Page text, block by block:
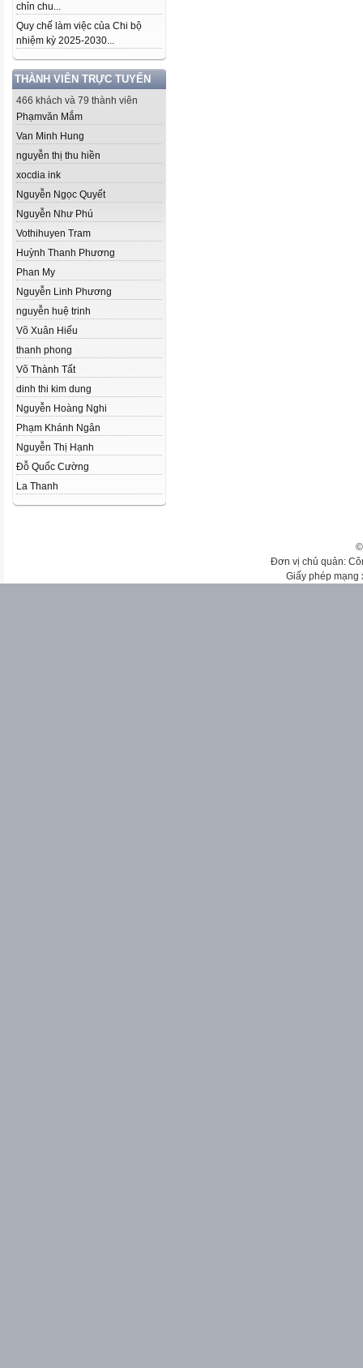
chỉn chu...
Quy chế làm việc của Chi bộ
nhiệm kỳ 2025-2030...
THÀNH VIÊN TRỰC TUYẾN
466 khách và 79 thành viên
Phạmvăn Mắm
Van Minh Hung
nguyễn thị thu hiền
xocdia ink
Nguyễn Ngọc Quyết
Nguyễn Như Phú
Vothihuyen Tram
Huỳnh Thanh Phương
Phan My
Nguyễn Linh Phương
nguyễn huệ trinh
Võ Xuân Hiếu
thanh phong
Võ Thành Tất
dinh thi kim dung
Nguyễn Hoàng Nghi
Phạm Khánh Ngân
Nguyễn Thị Hạnh
Đỗ Quốc Cường
La Thanh
Đơn vị chủ quản:
Giấy phép mạng